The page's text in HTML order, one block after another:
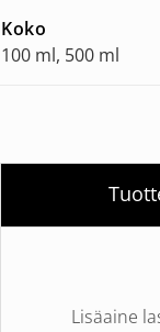
Koko
100 ml, 500 ml
Lisäaine